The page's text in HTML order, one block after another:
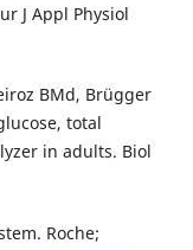
J Appl Physiol
BMd, Brügger
total
in adults. Biol
Roche;